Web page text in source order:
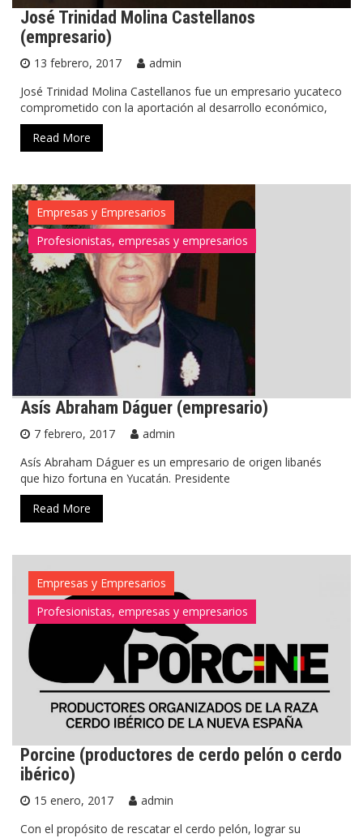
José Trinidad Molina Castellanos
(empresario)
13 febrero, 2017
admin
José Trinidad Molina Castellanos fue un empresario yucateco
comprometido con la aportación al desarrollo económico,
Read More
Empresas y Empresarios
Profesionistas, empresas y empresarios
Asís Abraham Dáguer (empresario)
7 febrero, 2017
admin
Asís Abraham Dáguer es un empresario de origen libanés
que hizo fortuna en Yucatán. Presidente
Read More
Empresas y Empresarios
Profesionistas, empresas y empresarios
Porcine (productores de cerdo pelón o cerdo
ibérico)
15 enero, 2017
admin
Con el propósito de rescatar el cerdo pelón, lograr su